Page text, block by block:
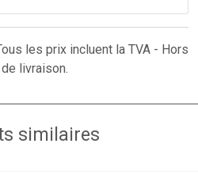
les prix incluent la TVA - Hors
livraison.
similaires